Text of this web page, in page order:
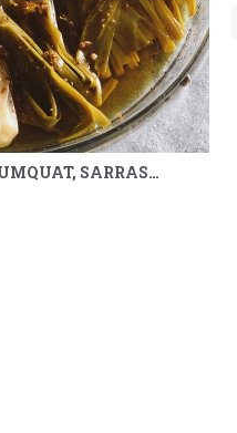
POIREAUX VINAIGRETTE, KUMQUAT, SARRASIN & MÉLILOT